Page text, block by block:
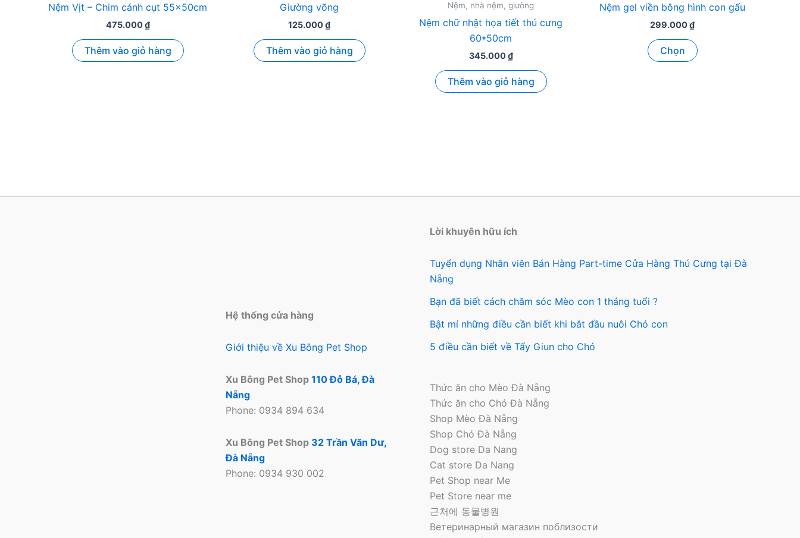
Nệm Vịt – Chim cánh cụt 55x50cm
475.000₫
Thêm vào giỏ hàng
Giường võng
125.000₫
Thêm vào giỏ hàng
Nệm, nhà nệm, giường
Nệm chữ nhật họa tiết thú cưng
60*50cm
345.000₫
Thêm vào giỏ hàng
Nệm gel viền bông hình con gấu
299.000₫
Chọn
phẩm
có
trên
Hệ thống cửa hàng
Giới thiệu về Xu Bông Pet Shop
Xu Bông Pet Shop 110 Đỗ Bá, Đà
Nẵng
Phone: 0934 894 634
Xu Bông Pet Shop 32 Trần Văn Dư,
Đà Nẵng
Phone: 0934 930 002
Lời khuyên hữu ích
Tuyển dụng Nhân viên Bán Hàng Part-time Cửa Hàng Thú Cưng tại Đà
Nẵng
Bạn đã biết cách chăm sóc Mèo con 1 tháng tuổi ?
Bật mí những điều cần biết khi bắt đầu nuôi Chó con
5 điều cần biết về Tẩy Giun cho Chó
Thức ăn cho Mèo Đà Nẵng
Thức ăn cho Chó Đà Nẵng
Shop Mèo Đà Nẵng
Shop Chó Đà Nẵng
Dog store Da Nang
Cat store Da Nang
Pet Shop near Me
Pet Store near me
근처에 동물병원
Ветеринарный магазин поблизости